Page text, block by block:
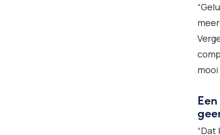
“Dat